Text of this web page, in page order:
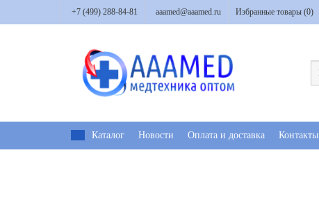
+7 (499) 288-84-81 aaamed@aaamed.ru Избранные товары (0)
Каталог Новости Оплата и доставка Контакты